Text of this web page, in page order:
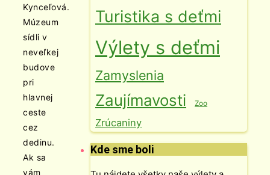
Kynceľová.
Múzeum
sídli v
neveľkej
budove
pri
hlavnej
ceste
cez
dedinu.
Ak sa
vám
Turistika s deťmi
Výlety s deťmi
Zamyslenia
Zaujímavosti Zoo
Zrúcaniny
Kde sme boli